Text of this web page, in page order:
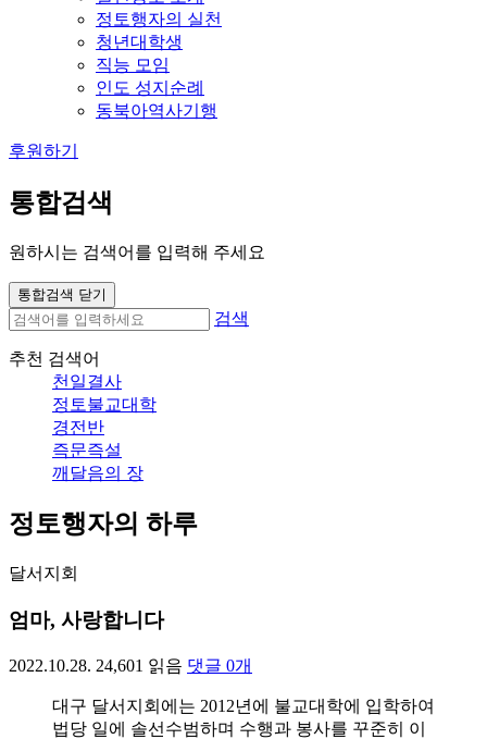
정토행자의 실천
청년대학생
직능 모임
인도 성지순례
동북아역사기행
후원하기
통합검색
원하시는 검색어를 입력해 주세요
통합검색 닫기
검색
추천 검색어
천일결사
정토불교대학
경전반
즉문즉설
깨달음의 장
정토행자의 하루
달서지회
엄마, 사랑합니다
2022.10.28. 24,601 읽음 댓글 0개
대구 달서지회에는 2012년에 불교대학에 입학하여
법당 일에 솔선수범하며 수행과 봉사를 꾸준히 이